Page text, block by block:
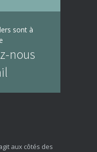
sont à
nous
aux côtés des